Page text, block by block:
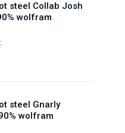
steel Collab Josh
wolfram
steel Gnarly
wolfram